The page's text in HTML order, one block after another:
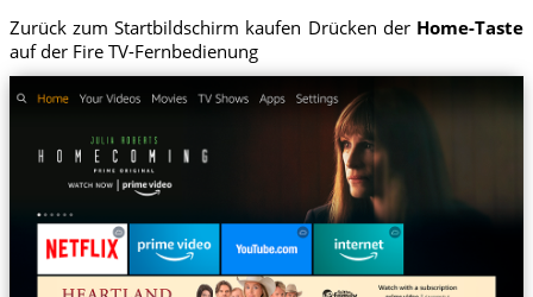
Zurück zum Startbildschirm kaufen Drücken der Home-Taste
auf der Fire TV-Fernbedienung